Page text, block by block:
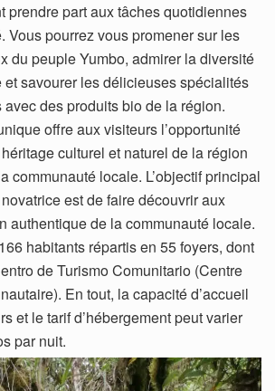
prendre part aux tâches quotidiennes
Vous pourrez vous promener sur les
du peuple Yumbo, admirer la diversité
savourer les délicieuses spécialités
des produits bio de la région.
offre aux visiteurs l’opportunité
culturel et naturel de la région
communauté locale. L’objectif principal
est de faire découvrir aux
authentique de la communauté locale.
habitants répartis en 55 foyers, dont
de Turismo Comunitario (Centre
En tout, la capacité d’accueil
et le tarif d’hébergement peut varier
par nuit.